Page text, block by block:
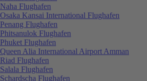
Naha Flughafen
Osaka Kansai International Flughafen
Penang Flughafen
Phitsanulok Flughafen
Phuket Flughafen
Queen Alia International Airport Amman
Riad Flughafen
Salala Flughafen
Schardscha Flughafen